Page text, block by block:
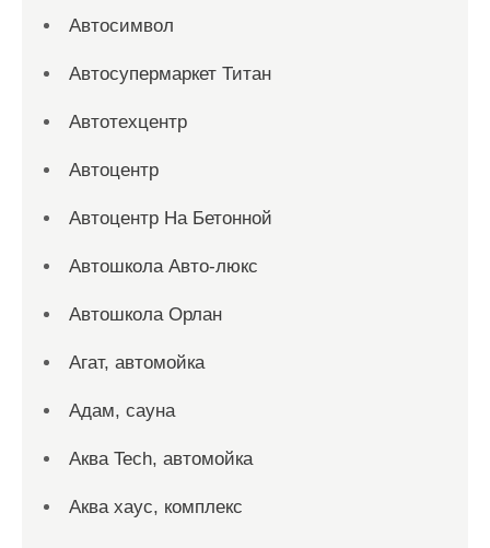
Автосимвол
Автосупермаркет Титан
Автотехцентр
Автоцентр
Автоцентр На Бетонной
Автошкола Авто-люкс
Автошкола Орлан
Агат, автомойка
Адам, сауна
Аква Tech, автомойка
Аква хаус, комплекс